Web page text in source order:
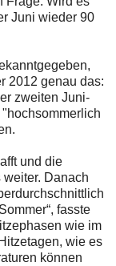
Juni wieder 90
2012 genau das:
zweiten Juni-
und die
Danach
fasste
wie im
wie es
können